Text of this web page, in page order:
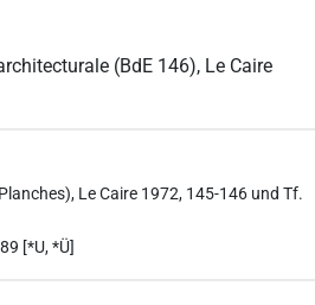
(BdE 146), Le Caire
Le Caire 1972, 145-146 und Tf.
[*U, *Ü]